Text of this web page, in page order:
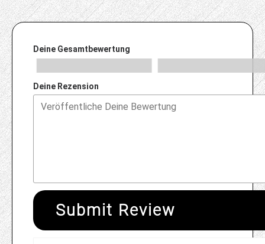
Deine Gesamtbewertung
Deine Rezension
Submit Review